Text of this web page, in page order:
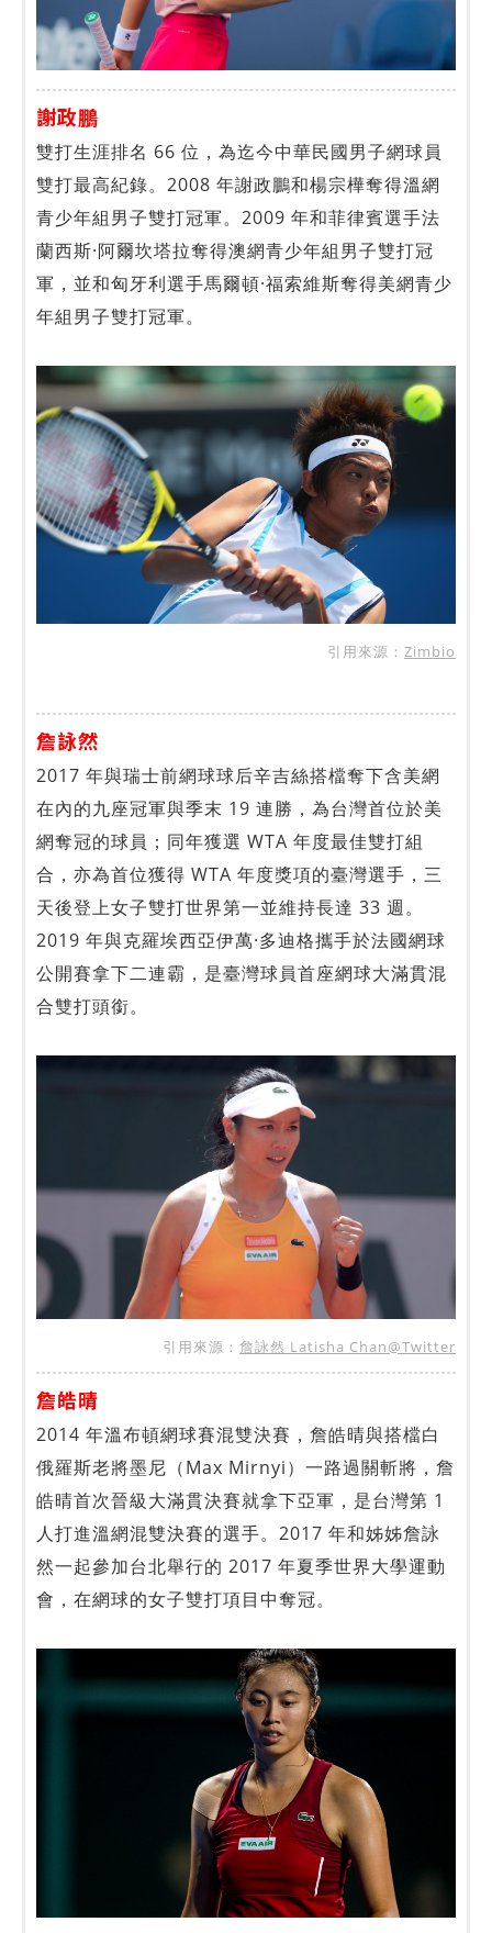
謝政鵬
雙打生涯排名 66 位，為迄今中華民國男子網球員
雙打最高紀錄。2008 年謝政鵬和楊宗樺奪得溫網
青少年組男子雙打冠軍。2009 年和菲律賓選手法
蘭西斯·阿爾坎塔拉奪得澳網青少年組男子雙打冠
軍，並和匈牙利選手馬爾頓·福索維斯奪得美網青少
年組男子雙打冠軍。
引用來源： Zimbio
詹詠然
2017 年與瑞士前網球球后辛吉絲搭檔奪下含美網
在內的九座冠軍與季末 19 連勝，為台灣首位於美
網奪冠的球員；同年獲選 WTA 年度最佳雙打組
合，亦為首位獲得 WTA 年度獎項的臺灣選手，三
天後登上女子雙打世界第一並維持長達 33 週。
2019 年與克羅埃西亞伊萬·多迪格攜手於法國網球
公開賽拿下二連霸，是臺灣球員首座網球大滿貫混
合雙打頭銜。
引用來源： 詹詠然 Latisha Chan@Twitter
詹皓晴
2014 年溫布頓網球賽混雙決賽，詹皓晴與搭檔白
俄羅斯老將墨尼（Max Mirnyi）一路過關斬將，詹
皓晴首次晉級大滿貫決賽就拿下亞軍，是台灣第 1
人打進溫網混雙決賽的選手。2017 年和姊姊詹詠
然一起參加台北舉行的 2017 年夏季世界大學運動
會，在網球的女子雙打項目中奪冠。